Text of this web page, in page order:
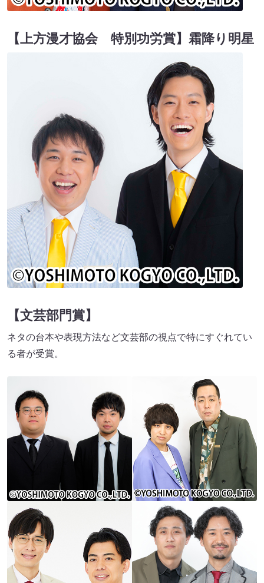
【上方漫才協会 特別功労賞】霜降り明星
【文芸部門賞】
ネタの台本や表現方法など文芸部の視点で特にすぐれてい
る者が受賞。